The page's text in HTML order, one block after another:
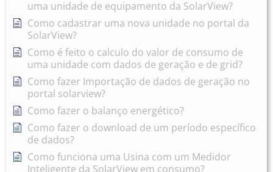
uma unidade de equipamento da SolarView?
Como cadastrar uma nova unidade no portal da
SolarView?
Como é feito o calculo do valor de consumo de
uma unidade com dados de geração e de grid?
Como fazer Importação de dados de geração no
portal solarview?
Como fazer o balanço energético?
Como fazer o download de um período específico
de dados?
Como funciona uma Usina com um Medidor
Inteligente da SolarView em consumo?